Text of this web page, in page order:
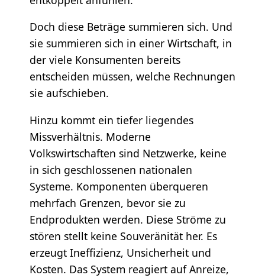
Doch diese Beträge summieren sich. Und
sie summieren sich in einer Wirtschaft, in
der viele Konsumenten bereits
entscheiden müssen, welche Rechnungen
sie aufschieben.
Hinzu kommt ein tiefer liegendes
Missverhältnis. Moderne
Volkswirtschaften sind Netzwerke, keine
in sich geschlossenen nationalen
Systeme. Komponenten überqueren
mehrfach Grenzen, bevor sie zu
Endprodukten werden. Diese Ströme zu
stören stellt keine Souveränität her. Es
erzeugt Ineffizienz, Unsicherheit und
Kosten. Das System reagiert auf Anreize,